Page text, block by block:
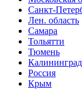
Санкт-
Лен. область
Самара
Тольятти
Тюмень
Калининград
Россия
Крым